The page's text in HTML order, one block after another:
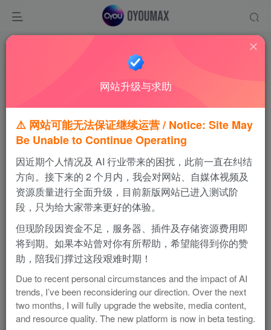
悟饭掌阅
支持系统
iOS
版本
通用版
828 MB
2872 0
并内置无数款游戏，但是目前必须开通会员，才可以完全畅
玩所有游戏
网站升级与求助
⚠️ 网站可能无法保证继续运营 / Notice: Site May
Be Unable to Continue Operating
因近期个人情况及 AI 行业带来的困扰，此前一直在纠结
方向。接下来的 2 个月内，我会对网站、自媒体视频及
资源质量进行全面升级，目前新版网站已进入测试阶
段，只为给大家带来更好的体验。
但现阶段因资金不足，服务器、插件及存储资源费用即
将到期。如果本站曾对你有所帮助，希望能得到你的赞
助，陪我们撑过这段艰难时期！
Due to recent personal circumstances and the impact of AI
trends, I’ve been reconsidering our direction. Over the next
two months, I will fully upgrade the website, media content,
and resource quality. The new platform is now in beta testing.